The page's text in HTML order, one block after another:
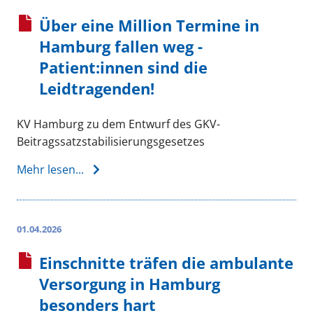
Über eine Million Termine in
Hamburg fallen weg -
Patient:innen sind die
Leidtragenden!
KV Hamburg zu dem Entwurf des GKV-
Beitragssatzstabilisierungsgesetzes
Mehr lesen...
01.04.2026
Einschnitte träfen die ambulante
Versorgung in Hamburg
besonders hart